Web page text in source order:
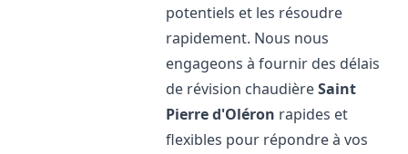
potentiels et les résoudre
rapidement. Nous nous
engageons à fournir des délais
de révision chaudièreSaint
Pierre d'Oléron rapides et
flexibles pour répondre à vos